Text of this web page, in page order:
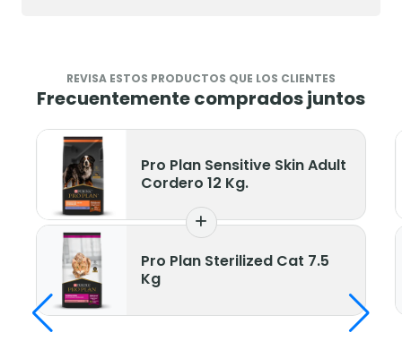
REVISA ESTOS PRODUCTOS QUE LOS CLIENTES
Frecuentemente comprados juntos
Pro Plan Sensitive Skin Adult
Cordero 12 Kg.
Pro Plan Sterilized Cat 7.5